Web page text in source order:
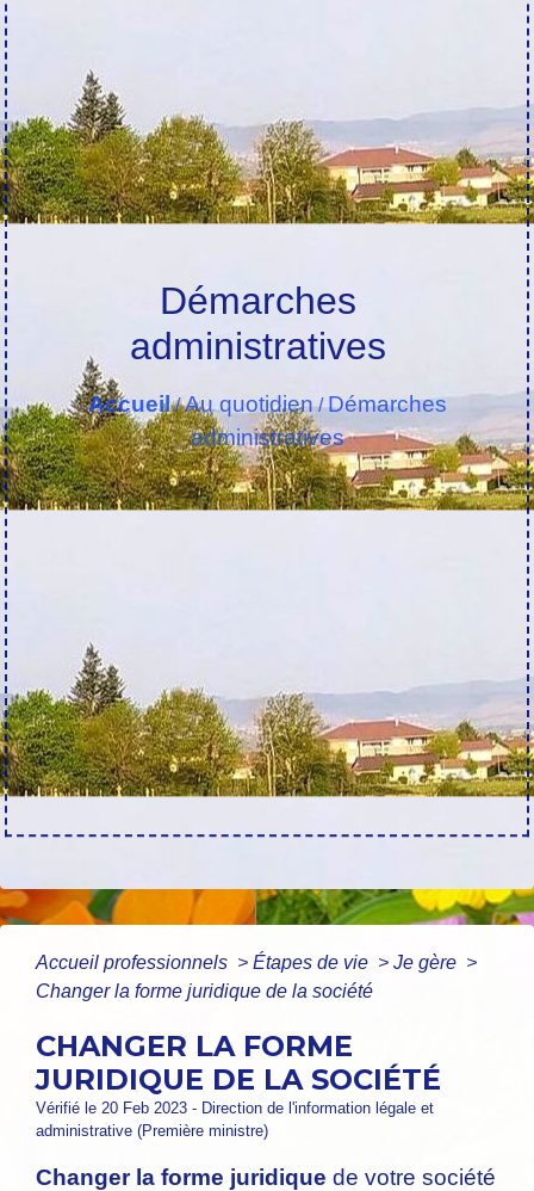
Démarches
administratives
Accueil/Au quotidien/Démarches
administratives
Accueil professionnels > Étapes de vie > Je gère >
Changer la forme juridique de la société
CHANGER LA FORME
JURIDIQUE DE LA SOCIÉTÉ
Vérifié le 20 Feb 2023 - Direction de l'information légale et
administrative (Première ministre)
Changer la forme juridique de votre société